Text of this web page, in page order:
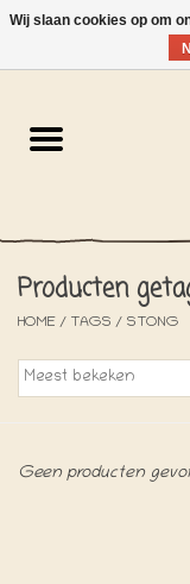
NL-EN
De Winkel
SOLDEN
Het Strandhuisje
Producten
HOME / TAGS / STONG
Geen producten
Wij slaan cookies op om